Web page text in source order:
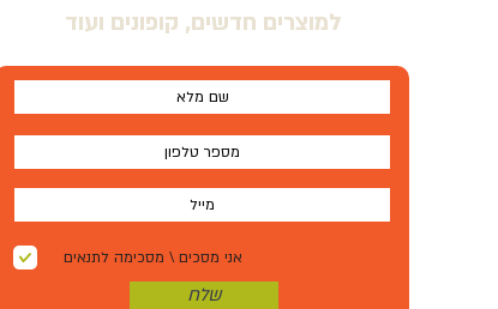
למוצרים חדשים, קופונים ועוד
אני מסכים \ מסכימה לתנאים
שלח